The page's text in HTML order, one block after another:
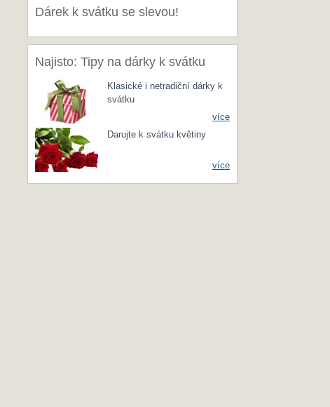
Dárek k svátku se slevou!
Najisto: Tipy na dárky k svátku
Klasické i netradiční dárky k
svátku
více
Darujte k svátku květiny
více